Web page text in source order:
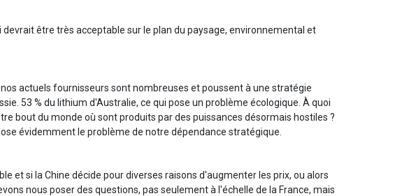
être très acceptable sur le plan du paysage, environnemental et
actuels fournisseurs sont nombreuses et poussent à une stratégie
53 % du lithium d'Australie, ce qui pose un problème écologique. À quoi
bout du monde où sont produits par des puissances désormais hostiles ?
évidemment le problème de notre dépendance stratégique.
et si la Chine décide pour diverses raisons d'augmenter les prix, ou alors
nous poser des questions, pas seulement à l'échelle de la France, mais